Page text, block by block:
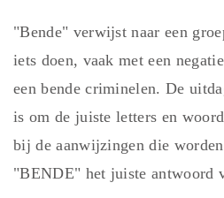
"Bende" verwijst naar een
iets doen, vaak met een
een bende criminelen. De
is om de juiste letters en
bij de aanwijzingen die
"BENDE" het juiste antwoord